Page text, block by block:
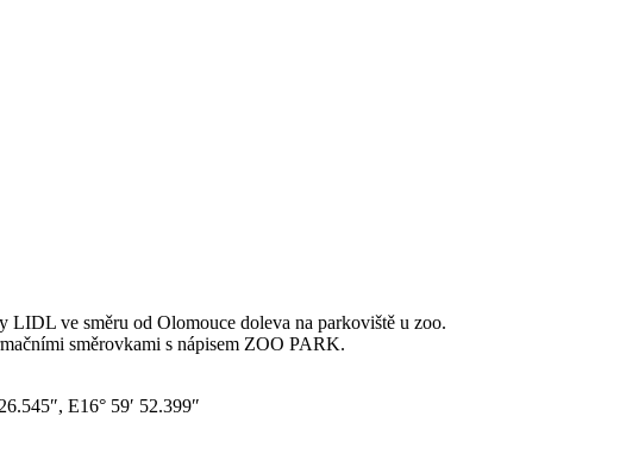
LIDL ve směru od Olomouce doleva na parkoviště u zoo.
směrovkami s nápisem ZOO PARK.
E16° 59′ 52.399″